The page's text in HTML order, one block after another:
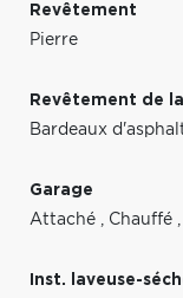
Revêtement
Pierre
Revêtement de
Bardeaux
Garage
Attaché , Chauffé ,
Inst. laveuse-